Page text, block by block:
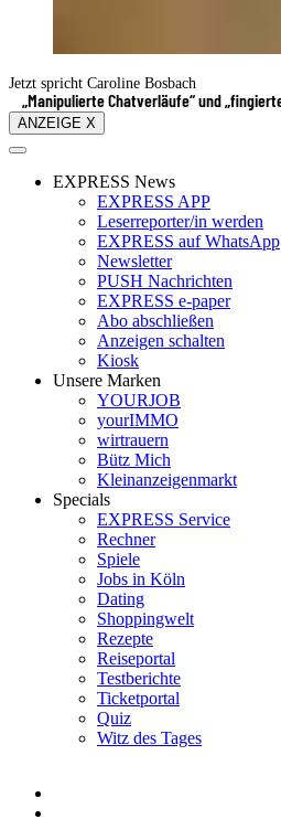
Jetzt spricht Caroline Bosbach
„Manipulierte Chatverläufe“ und
ANZEIGE X
EXPRESS News
EXPRESS APP
Leserreporter/in werden
EXPRESS auf WhatsApp
Newsletter
PUSH Nachrichten
EXPRESS e-paper
Abo abschließen
Anzeigen schalten
Kiosk
Unsere Marken
YOURJOB
yourIMMO
wirtrauern
Bütz Mich
Kleinanzeigenmarkt
Specials
EXPRESS Service
Rechner
Spiele
Jobs in Köln
Dating
Shoppingwelt
Rezepte
Reiseportal
Testberichte
Ticketportal
Quiz
Witz des Tages